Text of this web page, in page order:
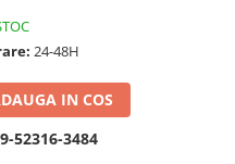
24-48H
IN COS
52316-3484